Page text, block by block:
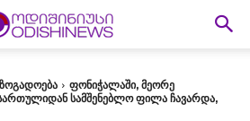
ფონიჭალაში, მეორე
სამშენებლო ფილა ჩავარდა,